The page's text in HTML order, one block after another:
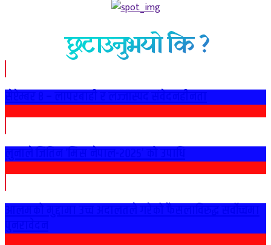
छुटाउनुभयो कि ?